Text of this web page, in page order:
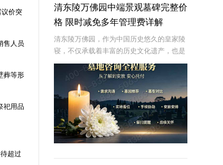
价突
售人员
葬等形
祀用品
超过
清东陵万佛园中端景观墓碑完整价
格 限时减免多年管理费详解
清东陵万佛园，作为中国历史悠久的皇家陵
寝，不仅承载着丰富的历史文化遗产，也是
人们缅怀先人、寄托哀思的重要场所。近年
来，随着人们对墓地景观要求的提升，中端
景观墓碑逐渐成为了一种流行趋势。本文将
详细介绍清